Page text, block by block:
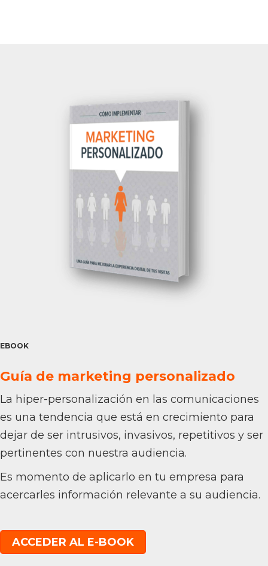
EBOOK
Guía de marketing personalizado
La hiper-personalización en las comunicaciones
es una tendencia que está en crecimiento para
dejar de ser intrusivos, invasivos, repetitivos y ser
pertinentes con nuestra audiencia.
Es momento de aplicarlo en tu empresa para
acercarles información relevante a su audiencia.
ACCEDER AL E-BOOK